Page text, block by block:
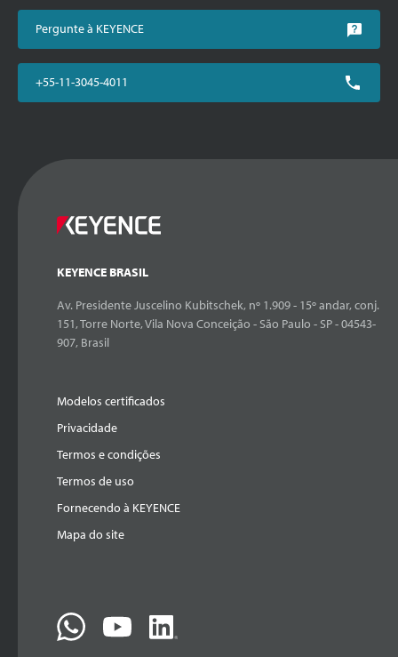
Pergunte à KEYENCE
+55-11-3045-4011
KEYENCE BRASIL
Av. Presidente Juscelino Kubitschek, nº 1.909 - 15º andar, conj.
151, Torre Norte, Vila Nova Conceição - São Paulo - SP - 04543-
907, Brasil
Modelos certificados
Privacidade
Termos e condições
Termos de uso
Fornecendo à KEYENCE
Mapa do site